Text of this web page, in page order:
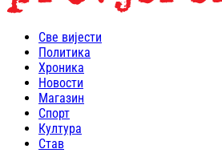
Све вијести
Политика
Хроника
Новости
Магазин
Спорт
Култура
Став